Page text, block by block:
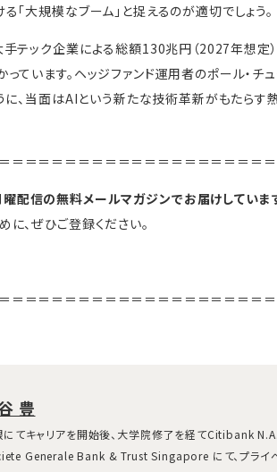
大規模なブーム」と捉えるのが適切でしょう。
テック企業による総額130兆円（2027年想定
ています。ヘッジファンド運用者のポール・チ
に、当面はAIという新たな技術革新がもたら
＝＝＝＝＝＝＝＝＝＝＝＝＝＝＝＝＝＝＝
配信の無料メールマガジンでお届けしています
、ぜひご登録ください。
＝＝＝＝＝＝＝＝＝＝＝＝＝＝＝＝＝＝＝
豊
てキャリアを開始後、大学院修了を経てCitibank
Generale Bank & Trust Singapore にて、プライベ